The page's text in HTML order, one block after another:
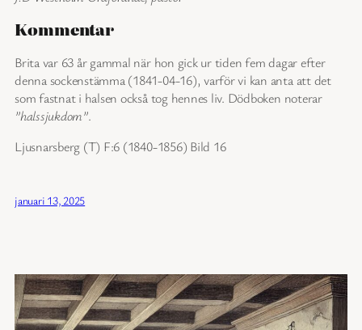
Kommentar
Brita var 63 år gammal när hon gick ur tiden fem dagar efter
denna sockenstämma (1841-04-16), varför vi kan anta att det
som fastnat i halsen också tog hennes liv. Dödboken noterar
”halssjukdom”.
Ljusnarsberg (T) F:6 (1840-1856) Bild 16
januari 13, 2025